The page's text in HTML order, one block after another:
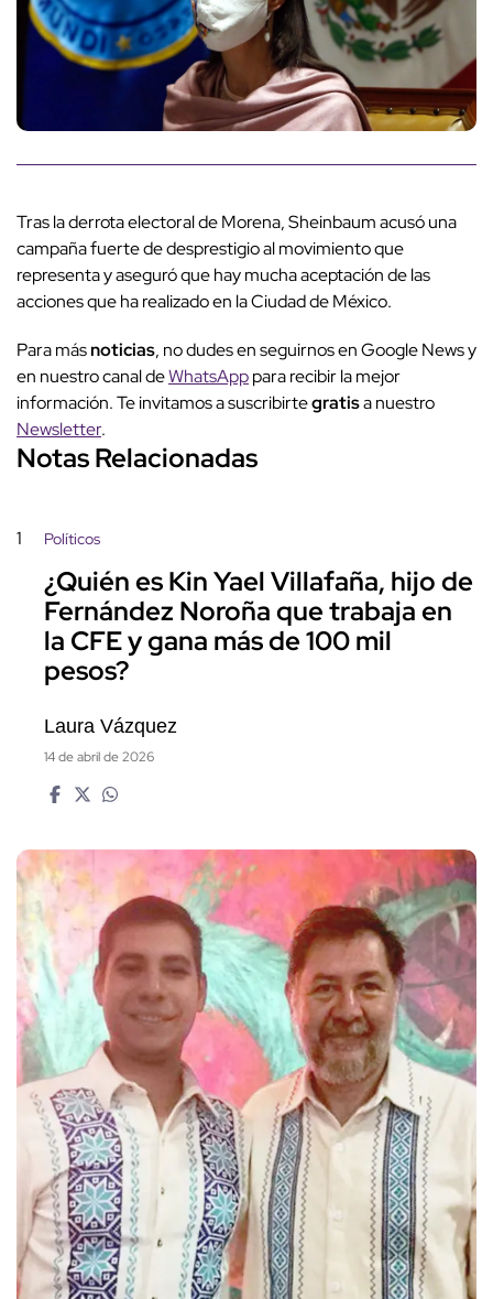
Tras la derrota electoral de Morena, Sheinbaum acusó una
campaña fuerte de desprestigio al movimiento que
representa y aseguró que hay mucha aceptación de las
acciones que ha realizado en la Ciudad de México.
Para másnoticias, no dudes en seguirnos en Google News y
en nuestro canal deWhatsApppara recibir la mejor
información. Te invitamos a suscribirtegratisa nuestro
Newsletter.
Notas Relacionadas
1 Políticos
¿Quién es Kin Yael Villafaña, hijo de
Fernández Noroña que trabaja en
la CFE y gana más de 100 mil
pesos?
Laura Vázquez
14 de abril de 2026